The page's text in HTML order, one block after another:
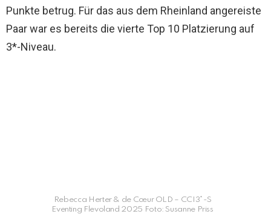
Punkte betrug. Für das aus dem Rheinland angereiste
Paar war es bereits die vierte Top 10 Platzierung auf
3*-Niveau.
Rebecca Herter & de Cœur OLD – CCI3*-S
Eventing Flevoland 2025 Foto: Susanne Priss